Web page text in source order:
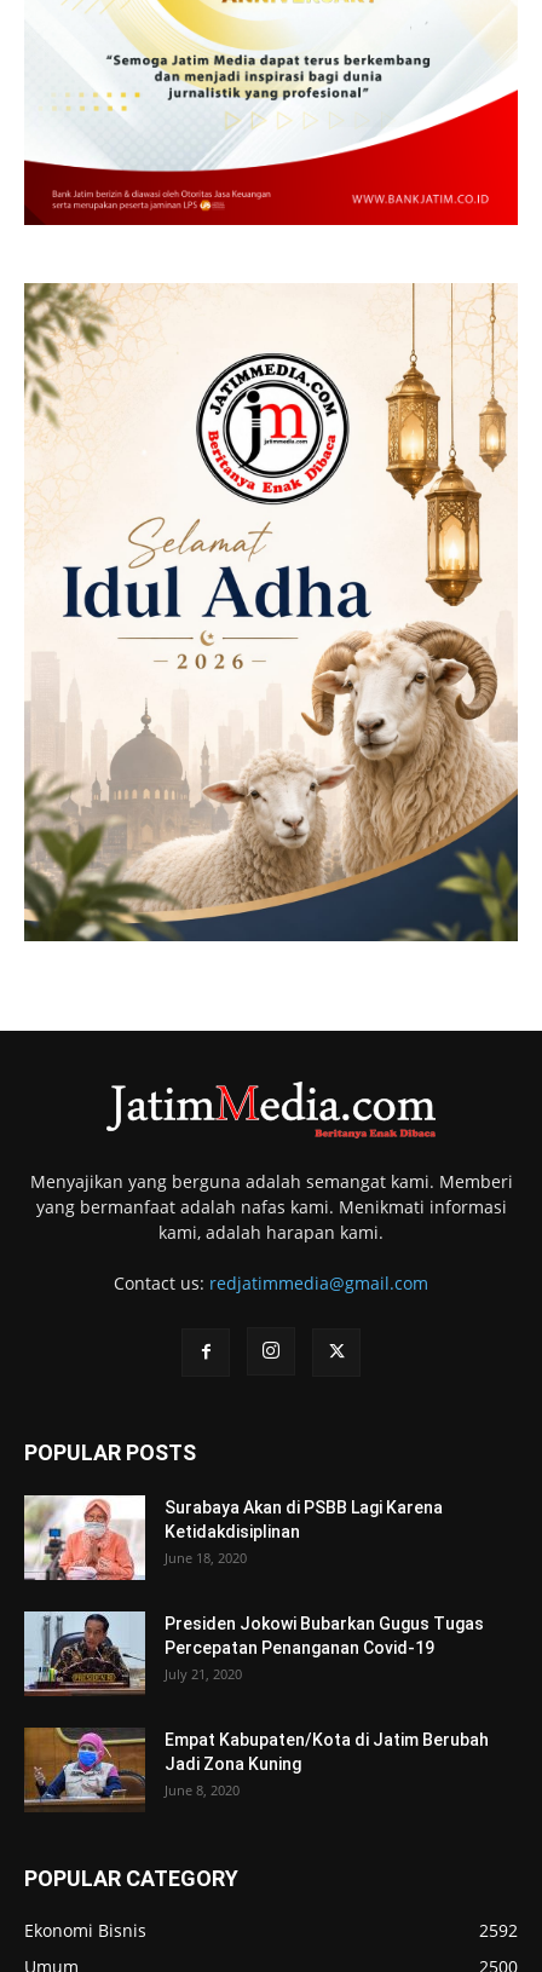
Menyajikan yang berguna adalah semangat kami. Memberi
yang bermanfaat adalah nafas kami. Menikmati informasi
kami, adalah harapan kami.
Contact us: redjatimmedia@gmail.com
POPULAR POSTS
Surabaya Akan di PSBB Lagi Karena
Ketidakdisiplinan
June 18, 2020
Presiden Jokowi Bubarkan Gugus Tugas
Percepatan Penanganan Covid-19
July 21, 2020
Empat Kabupaten/Kota di Jatim Berubah
Jadi Zona Kuning
June 8, 2020
POPULAR CATEGORY
Ekonomi Bisnis
2592
Umum
2500